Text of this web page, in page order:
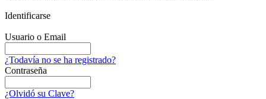
Identificarse
Usuario o Email
¿Todavía no se ha registrado?
Contraseña
¿Olvidó su Clave?